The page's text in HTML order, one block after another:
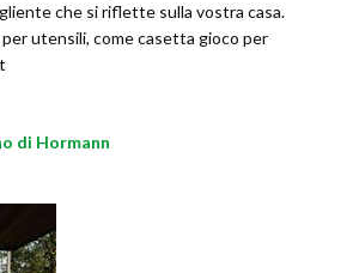
che si riflette sulla vostra casa.
utensili, come casetta gioco per
di Hormann